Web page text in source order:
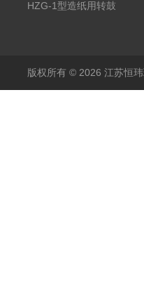
HZG-1型造纸用转鼓
版权所有 © 2026 江苏恒